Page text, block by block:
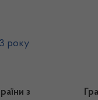
року
з